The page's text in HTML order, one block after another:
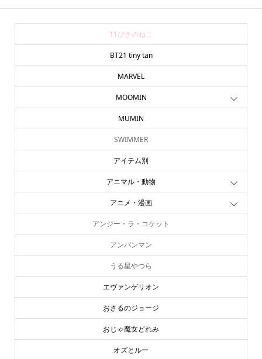
11ぴきのねこ
BT21 tiny tan
MARVEL
MOOMIN
MUMIN
SWIMMER
アイテム別
アニマル・動物
アニメ・漫画
アンジー・ラ・コケット
アンパンマン
うる星やつら
エヴァンゲリオン
おさるのジョージ
おじゃ魔女どれみ
オズとルー